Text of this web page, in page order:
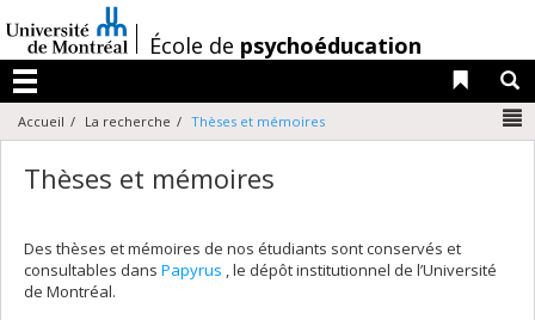
au
contenu
/École de psychoéducation
Menu
Liens
Accueil La recherche Thèses et mémoires
Thèses et mémoires
Des thèses et mémoires de nos étudiants sont conservés et
consultables dans Papyrus , le dépôt institutionnel de l’Université
de Montréal.